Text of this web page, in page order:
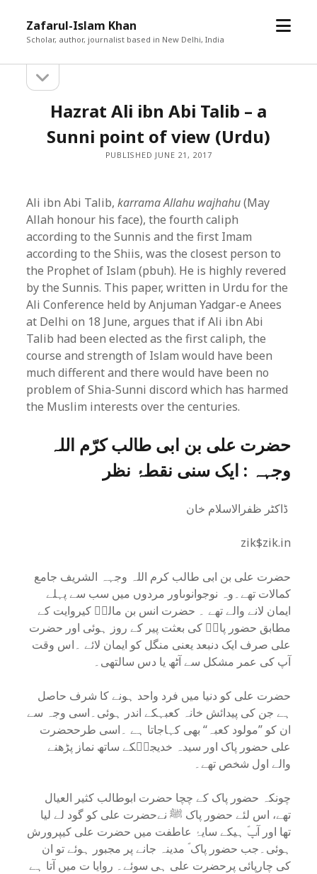
Zafarul-Islam Khan
Scholar, author, journalist based in New Delhi, India
open
Sidebarsidebar
Hazrat Ali ibn Abi Talib – a
Sunni point of view (Urdu)
PUBLISHED JUNE 21, 2017
Ali ibn Abi Talib,karrama Allahu wajhahu(May
Allah honour his face), the fourth caliph
according to the Sunnis and the first Imam
according to the Shiis, was the closest person to
the Prophet of Islam (pbuh). He is highly revered
by the Sunnis. This paper, written in Urdu for the
Ali Conference held by Anjuman Yadgar-e Anees
at Delhi on 18 June, argues that if Ali ibn Abi
Talib had been elected as the first caliph, the
course and strength of Islam would have been
much different and there would have been no
problem of Shia-Sunni discord which has harmed
the Muslim interests over the centuries.
حضرت علی بن ابی طالب کرّم اللہ
وجہہ : ایک سنی نقطۂ نظر
ڈاکٹر ظفرالاسلام خان
zik$zik.in
حضرت علی بن ابی طالب کرم اللہ وجہہ الشریف جامع
کمالات تھے۔وہ نوجوانوںاور مردوں میں سب سے پہلے
ایمان لانے والے تھے ۔ حضرت انس بن مالکؓ کیروایت کے
مطابق حضور پاکؐ کی بعثت پیر کے روز ہوئی اور حضرت
علی صرف ایک دنبعد یعنی منگل کو ایمان لائے ۔اس وقت
آپ کی عمر مشکل سے آٹھ یا دس سالتھی۔
حضرت علی کو دنیا میں فرد واحد ہونے کا شرف حاصل
ہے جن کی پیدائش خانہ کعبہکے اندر ہوئی۔اسی وجہ سے
ان کو ’’مولود کعبہ‘‘ بھی کہاجاتا ہے ۔اسی طرححضرت
علی حضور پاک اور سیدہ خدیجہؓکے ساتھ نماز پڑھنے
والے اول شخص تھے۔
چونکہ حضور پاک کے چچا حضرت ابوطالب کثیر العیال
تھے، اس لئے حضور پاک ﷺ نےحضرت علی کو گود لے لیا
تھا اور آپؐ ہیکے سایۂ عاطفت میں حضرت علی کیپرورش
ہوئی۔جب حضور پاک ؐ مدینہ جانے پر مجبور ہوئے تو ان
کی چارپائی پرحضرت علی ہی سوئے۔ روایا ت میں آتا ہے